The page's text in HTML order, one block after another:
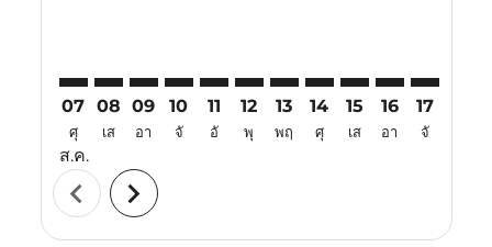
07
ศุ
ส.ค.
08
เส
09
อา
10
จั
11
อั
12
พุ
13
พฤ
14
ศุ
15
เส
16
อา
17
จั
chevron_left chevron_right